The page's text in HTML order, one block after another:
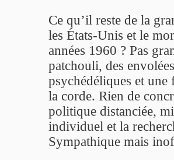
Ce qu’il reste de la
les États-Unis et le
années 1960 ? Pas
patchouli, des
psychédéliques et une
la corde. Rien de
politique distanciée,
individuel et la
Sympathique mais